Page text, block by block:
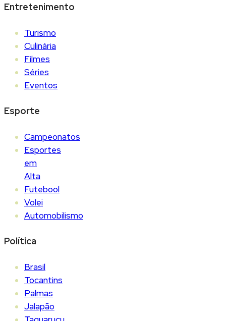
Entretenimento
Turismo
Culinária
Filmes
Séries
Eventos
Esporte
Campeonatos
Esportes
em
Alta
Futebool
Volei
Automobilismo
Política
Brasil
Tocantins
Palmas
Jalapão